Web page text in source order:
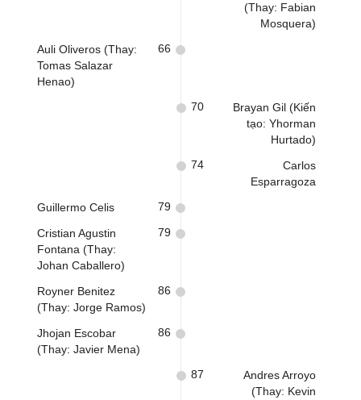
(Thay: Fabian
Mosquera)
Auli Oliveros (Thay:
Tomas Salazar
Henao)
66
Brayan Gil (Kiến
tạo: Yhorman
Hurtado)
70
Carlos
Esparragoza
74
Guillermo Celis 79
Cristian Agustin
Fontana (Thay:
Johan Caballero)
79
Royner Benitez
(Thay: Jorge Ramos)
86
Jhojan Escobar
(Thay: Javier Mena)
86
Andres Arroyo
(Thay: Kevin
87